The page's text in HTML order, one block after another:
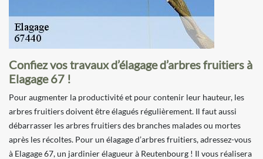
Confiez vos travaux d’élagage d’arbres fruitiers à
Elagage 67 !
Pour augmenter la productivité et pour contenir leur hauteur, les
arbres fruitiers doivent être élagués régulièrement. Il faut aussi
débarrasser les arbres fruitiers des branches malades ou mortes
après les récoltes. Pour un élagage d’arbres fruitiers, adressez-vous
à Elagage 67, un jardinier élagueur à Reutenbourg ! Il vous réalisera